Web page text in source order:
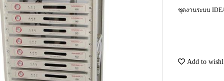
ชุดงานระบบ
Add to